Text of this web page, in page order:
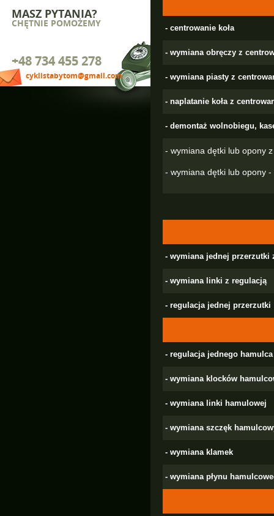
MASZ PYTANIA?
CHĘTNIE POMOŻEMY
+48 734 455 278
cyklistabytom@gmail.com
- centrowanie koła
- wymiana obręczy z
- wymiana piasty z
- naplatanie koła z
- demontaż wolnobiegu,
- wymiana dętki lub opony
- wymiana dętki lub opony -
- wymiana jednej przerzutki
- wymiana linki z regulacją
- regulacja jednej przerzutki
- regulacja jednego hamulca
- wymiana klocków
- wymiana linki hamulowej
- wymiana szczęk
- wymiana klamek
- wymiana płynu